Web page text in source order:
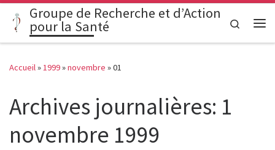
Passer au contenu
Groupe de Recherche et d’Action
pour la Santé
Search
Accueil»1999»novembre »01
Archives journalières: 1
novembre 1999